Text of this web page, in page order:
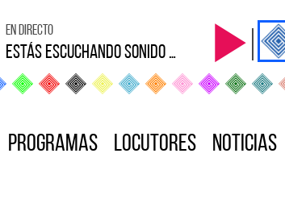
en directo
Estás escuchando sonido Loca
Programas Locutores Noticias